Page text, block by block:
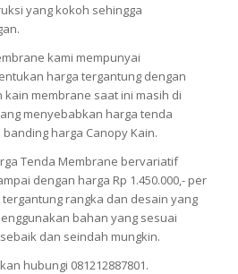
yang kokoh sehingga
kami mempunyai
harga tergantung dengan
membrane saat ini masih di
menyebabkan harga tenda
harga Canopy Kain.
Tenda Membrane bervariatif
dengan harga Rp 1.450.000,- per
rangka dan desain yang
bahan yang sesuai
dan seindah mungkin.
hubungi 081212887801.